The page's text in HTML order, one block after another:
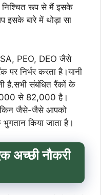
रूप से मैं इसके
इसके बारे में थोड़ा सा
PEO, DEO जैसे
निर्भर करता है।यानी
है.सभी संबंधित रैंकों के
से 82,000 है।
जैसे-जैसे आपको
किया जाता है।
अच्छी नौकरी